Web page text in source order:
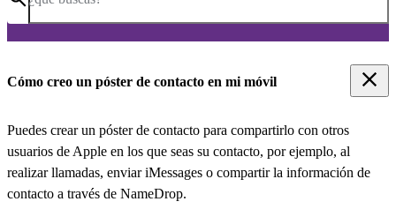
Cómo creo un póster de contacto en mi móvil
Puedes crear un póster de contacto para compartirlo con otros
usuarios de Apple en los que seas su contacto, por ejemplo, al
realizar llamadas, enviar iMessages o compartir la información de
contacto a través de NameDrop.